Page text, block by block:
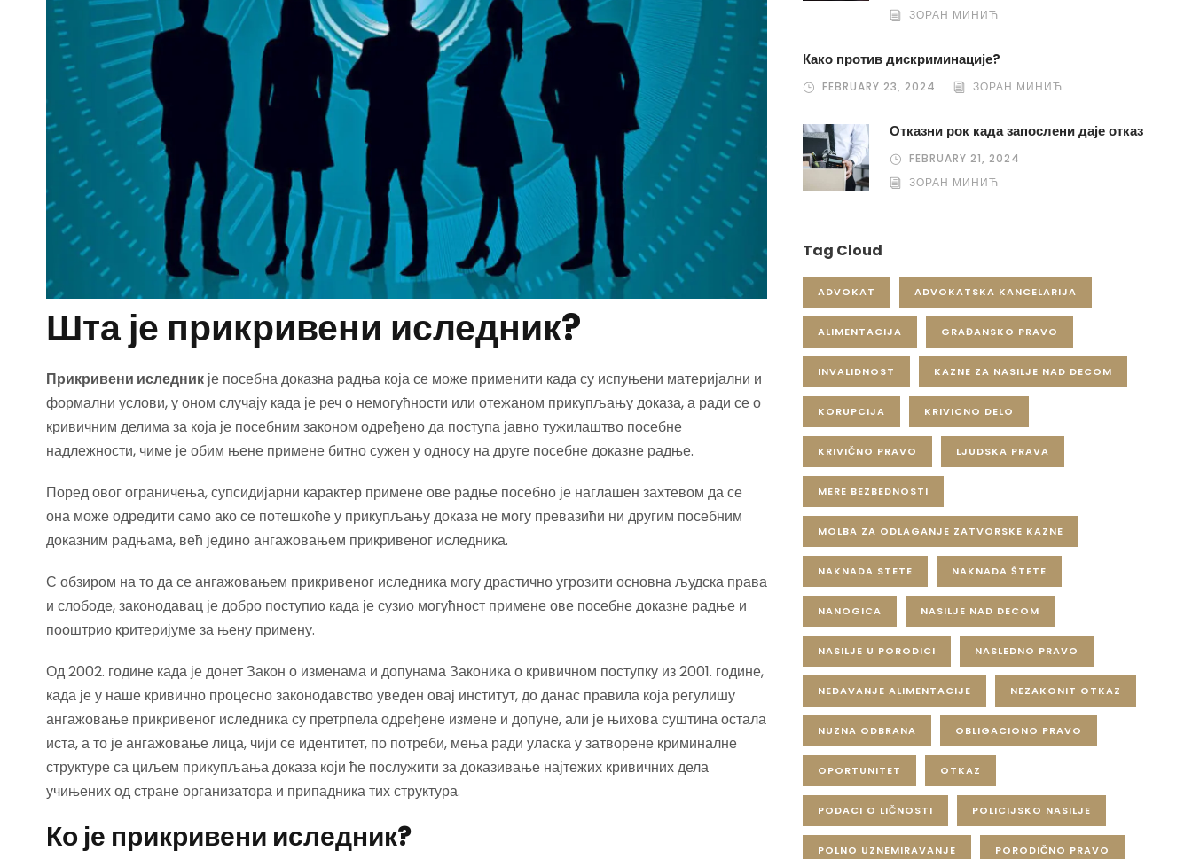
Шта је прикривени иследник?
Прикривени иследник је посебна доказна радња која се може применити када су испуњени материјални и
формални услови, у оном случају када је реч о немогућности или отежаном прикупљању доказа, а ради се о
кривичним делима за која је посебним законом одређено да поступа јавно тужилаштво посебне
надлежности, чиме је обим њене примене битно сужен у односу на друге посебне доказне радње.
Поред овог ограничења, супсидијарни карактер примене ове радње посебно је наглашен захтевом да се
она може одредити само ако се потешкоће у прикупљању доказа не могу превазићи ни другим посебним
доказним радњама, већ једино ангажовањем прикривеног иследника.
С обзиром на то да се ангажовањем прикривеног иследника могу драстично угрозити основна људска права
и слободе, законодавац је добро поступио када је сузио могућност примене ове посебне доказне радње и
пооштрио критеријуме за њену примену.
Од 2002. године када је донет Закон о изменама и допунама Законика о кривичном поступку из 2001. године,
када је у наше кривично процесно законодавство уведен овај институт, до данас правила која регулишу
ангажовање прикривеног иследника су претрпела одређене измене и допуне, али је њихова суштина остала
иста, а то је ангажовање лица, чији се идентитет, по потреби, мења ради уласка у затворене криминалне
структуре са циљем прикупљања доказа који ће послужити за доказивање најтежих кривичних дела
учињених од стране организатора и припадника тих структура.
Ко је прикривени иследник?
ЗОРАН МИНИЋ
Како против дискриминације?
FEBRUARY 23, 2024 ЗОРАН МИНИЋ
Отказни рок када запослени даје отказ
FEBRUARY 21, 2024
ЗОРАН МИНИЋ
Tag Cloud
ADVOKAT ADVOKATSKA KANCELARIJA
ALIMENTACIJA GRAĐANSKO PRAVO
INVALIDNOST KAZNE ZA NASILJE NAD DECOM
KORUPCIJA KRIVICNO DELO
KRIVIČNO PRAVO LJUDSKA PRAVA
MERE BEZBEDNOSTI
MOLBA ZA ODLAGANJE ZATVORSKE KAZNE
NAKNADA STETE NAKNADA ŠTETE
NANOGICA NASILJE NAD DECOM
NASILJE U PORODICI NASLEDNO PRAVO
NEDAVANJE ALIMENTACIJE NEZAKONIT OTKAZ
NUZNA ODBRANA OBLIGACIONO PRAVO
OPORTUNITET OTKAZ
PODACI O LIČNOSTI POLICIJSKO NASILJE
POLNO UZNEMIRAVANJE PORODIČNO PRAVO